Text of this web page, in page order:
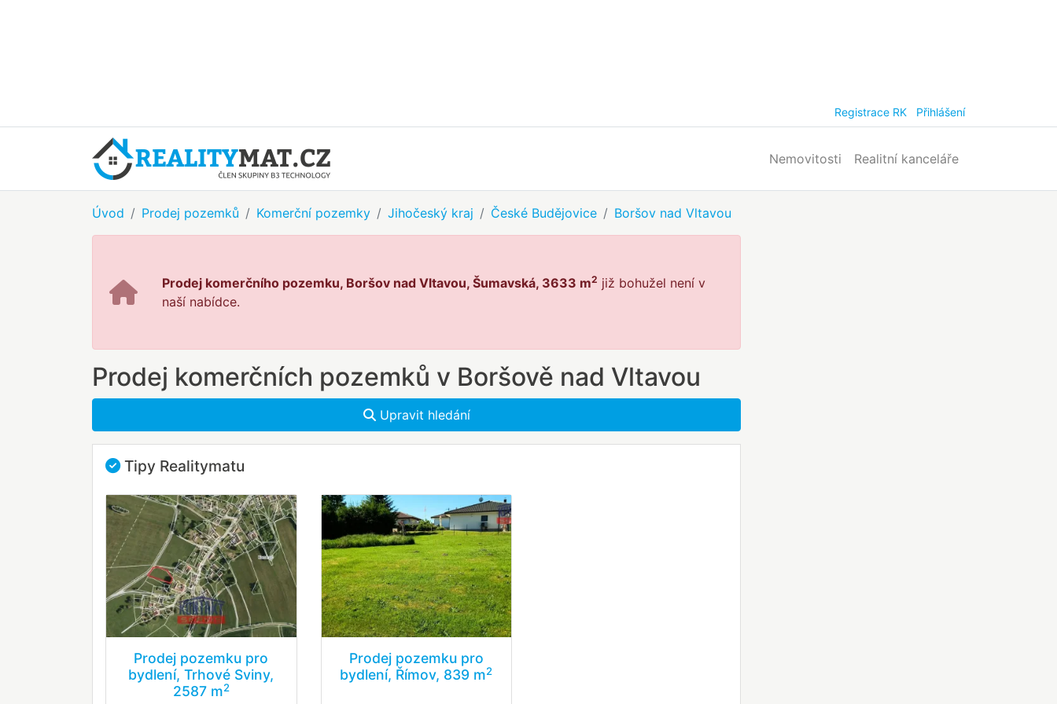
Registrace RK Přihlášení
Nemovitosti Realitní kanceláře
Úvod Prodej pozemků Komerční pozemky Jihočeský kraj České Budějovice Boršov nad Vltavou
Prodej komerčního pozemku, Boršov nad Vltavou, Šumavská, 3633 m2 již bohužel není v
naší nabídce.
Prodej komerčních pozemků v Boršově nad Vltavou
Upravit hledání
Tipy Realitymatu
Prodej pozemku pro
bydlení, Trhové Sviny,
2587 m2
Prodej pozemku pro
bydlení, Římov, 839 m2